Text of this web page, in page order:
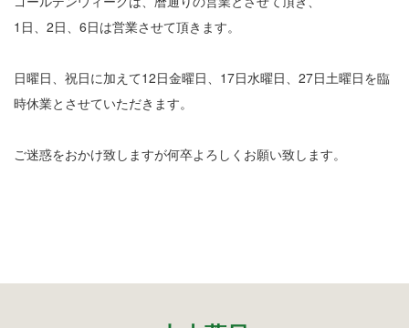
1日、2日、6日は営業させて頂きます。
日曜日、祝日に加えて12日金曜日、17日水曜日、27日土曜日を臨
時休業とさせていただきます。
ご迷惑をおかけ致しますが何卒よろしくお願い致します。
15
16
18